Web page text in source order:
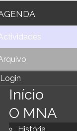
Login
Início
O MNA